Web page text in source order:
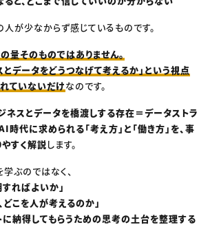
人が少なからず感じているものです。
量そのものではありません。
とデータをどうつなげて考えるか」という視点
ていないだけなのです。
ネスとデータを橋渡しする存在＝データストラ
時代に求められる「考え方」と「働き方」を、事
すく解説します。
ぶのではなく、
すればよいか」
どこを人が考えるのか」
に納得してもらうための思考の土台を整理する